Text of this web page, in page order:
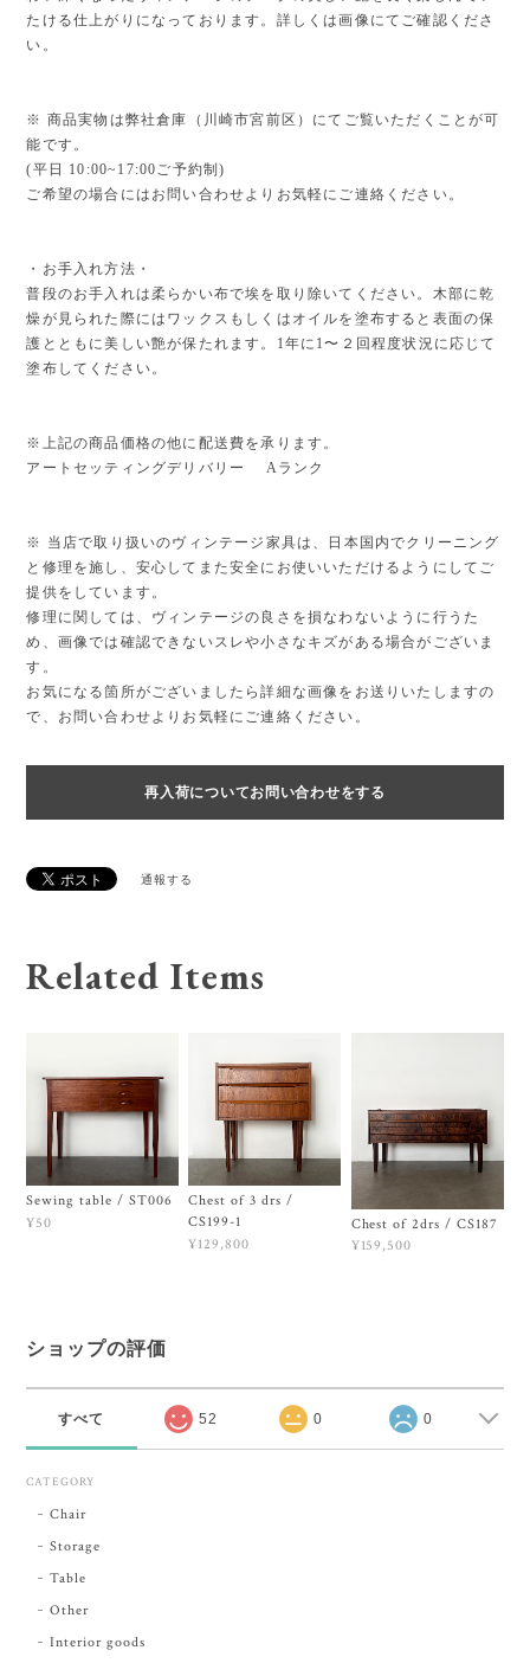
たける仕上がりになっております。詳しくは画像にてご確認くださ
い。
※ 商品実物は弊社倉庫（川崎市宮前区）にてご覧いただくことが可
能です。
(平日 10:00~17:00ご予約制)
ご希望の場合にはお問い合わせよりお気軽にご連絡ください。
・お手入れ方法・
普段のお手入れは柔らかい布で埃を取り除いてください。木部に乾
燥が見られた際にはワックスもしくはオイルを塗布すると表面の保
護とともに美しい艶が保たれます。1年に1〜２回程度状況に応じて
塗布してください。
※上記の商品価格の他に配送費を承ります。
アートセッティングデリバリー Aランク
※ 当店で取り扱いのヴィンテージ家具は、日本国内でクリーニング
と修理を施し、安心してまた安全にお使いいただけるようにしてご
提供をしています。
修理に関しては、ヴィンテージの良さを損なわないように行うた
め、画像では確認できないスレや小さなキズがある場合がございま
す。
お気になる箇所がございましたら詳細な画像をお送りいたしますの
で、お問い合わせよりお気軽にご連絡ください。
再入荷についてお問い合わせをする
通報する
Related Items
Sewing table / ST006
¥50
Chest of 3 drs /
CS199-1
¥129,800
Chest of 2drs / CS187
¥159,500
ショップの評価
すべて 52 0 0
CATEGORY
Chair
Storage
Table
Other
Interior goods